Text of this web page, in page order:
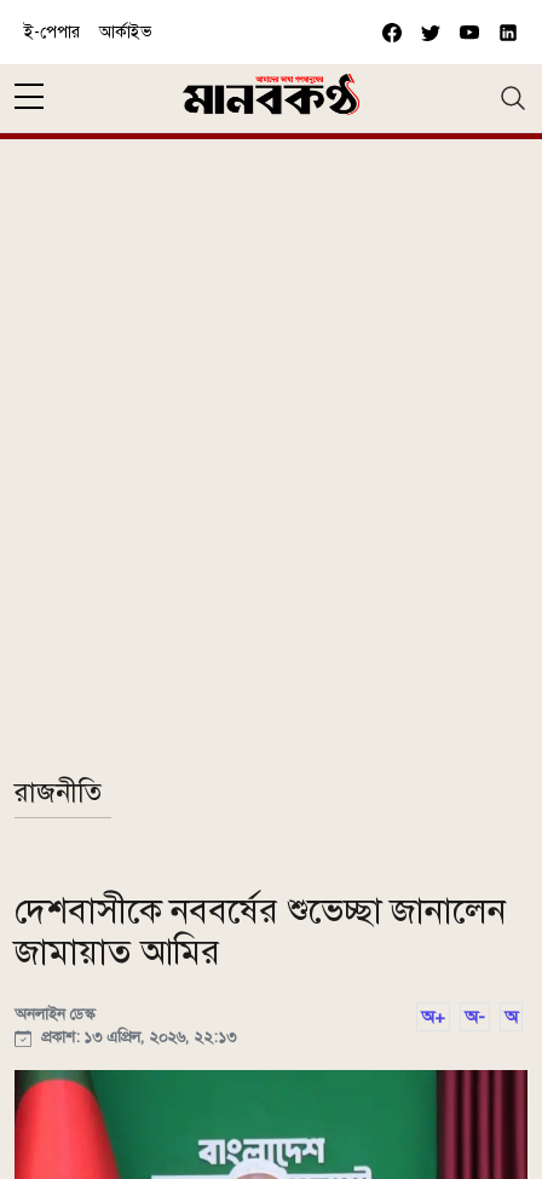
ই-পেপার আর্কাইভ
রাজনীতি
দেশবাসীকে নববর্ষের শুভেচ্ছা জানালেন
জামায়াত আমির
অনলাইন ডেস্ক
প্রকাশ: ১৩ এপ্রিল, ২০২৬, ২২:১৩
অ+ অ- অ